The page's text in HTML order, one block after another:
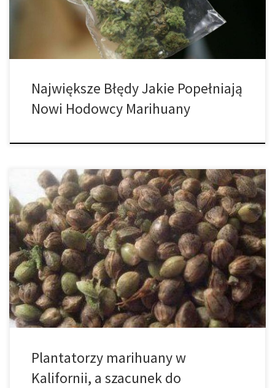
nasycone żywicą, aromatyczne, wzbudzające zazdrość pąki od
razu po zbiorze. I zanim się obejrzysz, […]
Największe Błędy Jakie Popełniają
Nowi Hodowcy Marihuany
Uprawianie marihuany może być bardzo szkodliwe dla
środowiska, jeśli oczywiście nie zostaną podjęte właściwe kroki.
Wielu hodowców outdoor uważa, że jeśli kupią kawałek ziemi to
mogą robić wszystko, co tylko są. Ale tak nie jest. Plantatorzy
marihuany muszą nie tylko dobrze odnosić się do gruntów, ale
także do wód gruntowych […]
Plantatorzy marihuany w
Kalifornii, a szacunek do